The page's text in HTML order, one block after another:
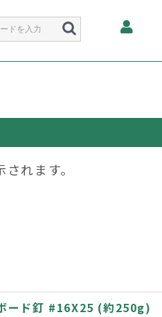
れます。
ード釘 #16X25 (約250g)